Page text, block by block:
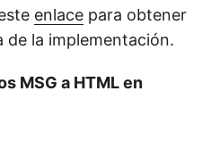
enlace para obtener
de la implementación.
MSG a HTML en